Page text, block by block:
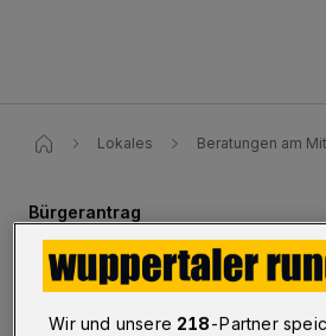
Lokales Beratungen am
Bürgerantrag
„Wuppertal kann
setzen“
Wir und unsere 218-Partner